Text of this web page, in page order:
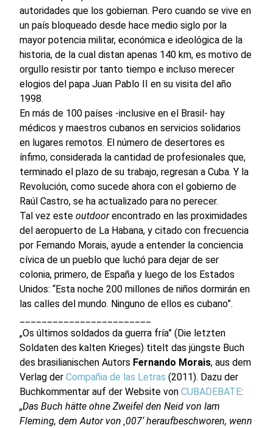
autoridades que los gobiernan. Pero cuando se vive en
un país bloqueado desde hace medio siglo por la
mayor potencia militar, económica e ideológica de la
historia, de la cual distan apenas 140 km, es motivo de
orgullo resistir por tanto tiempo e incluso merecer
elogios del papa Juan Pablo II en su visita del año
1998.
En más de 100 países -inclusive en el Brasil- hay
médicos y maestros cubanos en servicios solidarios
en lugares remotos. El número de desertores es
ínfimo, considerada la cantidad de profesionales que,
terminado el plazo de su trabajo, regresan a Cuba. Y la
Revolución, como sucede ahora con el gobierno de
Raúl Castro, se ha actualizado para no perecer.
Tal vez esteoutdoorencontrado en las proximidades
del aeropuerto de La Habana, y citado con frecuencia
por Fernando Morais, ayude a entender la conciencia
cívica de un pueblo que luchó para dejar de ser
colonia, primero, de España y luego de los Estados
Unidos: “Esta noche 200 millones de niños dormirán en
las calles del mundo. Ninguno de ellos es cubano”.
„Os últimos soldados da guerra fría” (Die letzten
Soldaten des kalten Krieges) titelt das jüngste Buch
des brasilianischen Autors Fernando Morais, aus dem
Verlag derCompañia de las Letras (2011). Dazu der
Buchkommentar auf der Website vonCUBADEBATE:
„Das Buch hätte ohne Zweifel den Neid von Iam
Fleming, dem Autor von ‚007‘ heraufbeschworen, wenn